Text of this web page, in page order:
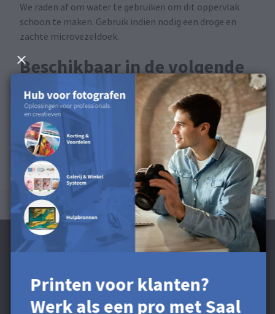
We raden af om water te gebruiken om dit oppervlak
schoon te maken. Gebruik indien nodig een droge en
zachte microvezeldoek.
Beschikbaar in de volgende
producten
Dit oppervlak is beschikbaar voor Portfolioalbums.
Printen voor klanten?
Werk als een pro met Saal
Schrijf je in voor de nieuwsbrief en ontvang
5 € Korting**.